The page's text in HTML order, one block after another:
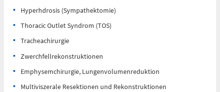
Bereitschaftspraxis der KVS
Allgemeinmedizinischer Behandlungsbereich
Augenärztlicher
HNO-ärztlicherBehandlungsbereich
Hyperhdrosis (Sympathektomie)
Thoracic Outlet Syndrom (TOS)
Tracheachirurgie
Zwerchfellrekonstruktionen
Emphysemchirurgie, Lungenvolumenreduktion
Multiviszerale Resektionen und Rekonstruktionen